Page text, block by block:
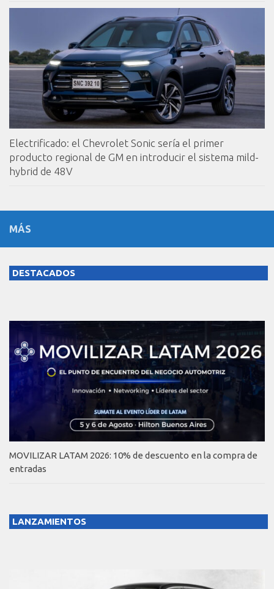
Electrificado: el Chevrolet Sonic sería el primer
producto regional de GM en introducir el sistema mild-
hybrid de 48V
MÁS
DESTACADOS
MOVILIZAR LATAM 2026: 10% de descuento en la compra de
entradas
LANZAMIENTOS